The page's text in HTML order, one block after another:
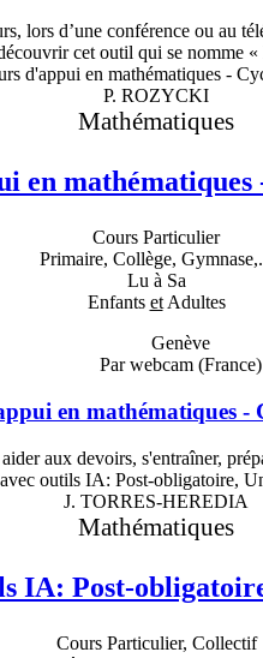
lors d’une conférence ou au
cet outil qui se nomme
P. ROZYCKI
Mathématiques
en mathématiques
Cours Particulier
Primaire, Collège,
Lu à Sa
Enfants etAdultes
Genève
Par webcam (France)
en mathématiques -
aux devoirs, s'entraîner,
J. TORRES-HEREDIA
Mathématiques
IA: Post-
Cours Particulier, Collectif